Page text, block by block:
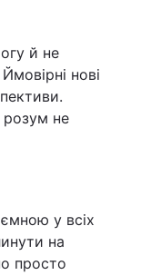
й не
нові
розум не
у всіх
на
просто